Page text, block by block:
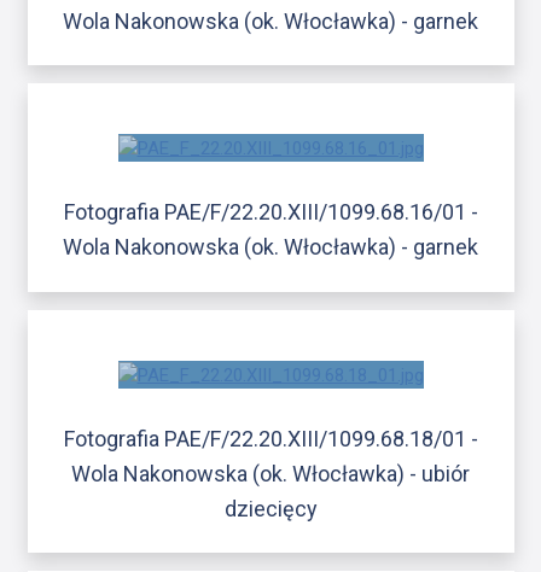
Wola Nakonowska (ok. Włocławka) - garnek
Fotografia PAE/F/22.20.XIII/1099.68.16/01 -
Wola Nakonowska (ok. Włocławka) - garnek
Fotografia PAE/F/22.20.XIII/1099.68.18/01 -
Wola Nakonowska (ok. Włocławka) - ubiór
dziecięcy